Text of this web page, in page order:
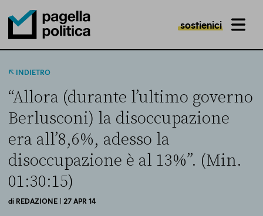
Pagella Politica Logo
sostienici MENU
INDIETRO
“Allora (durante l’ultimo governo
Berlusconi) la disoccupazione
era all’8,6%, adesso la
disoccupazione è al 13%”. (Min.
01:30:15)
di REDAZIONE | 27 APR 14